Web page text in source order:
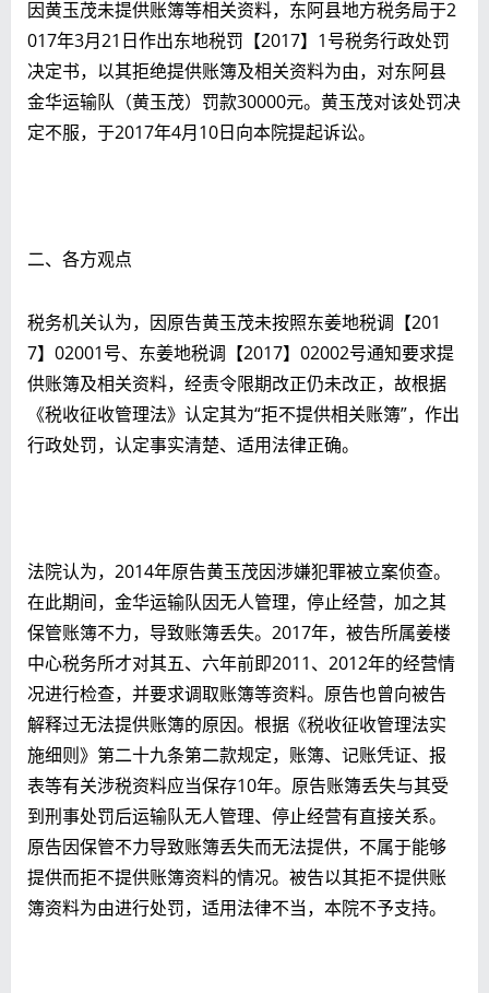
因黄玉茂未提供账簿等相关资料，东阿县地方税务局于2
017年3月21日作出东地税罚【2017】1号税务行政处罚
决定书，以其拒绝提供账簿及相关资料为由，对东阿县
金华运输队（黄玉茂）罚款30000元。黄玉茂对该处罚决
定不服，于2017年4月10日向本院提起诉讼。
二、各方观点
税务机关认为，因原告黄玉茂未按照东姜地税调【201
7】02001号、东姜地税调【2017】02002号通知要求提
供账簿及相关资料，经责令限期改正仍未改正，故根据
《税收征收管理法》认定其为“拒不提供相关账簿”，作出
行政处罚，认定事实清楚、适用法律正确。
法院认为，2014年原告黄玉茂因涉嫌犯罪被立案侦查。
在此期间，金华运输队因无人管理，停止经营，加之其
保管账簿不力，导致账簿丢失。2017年，被告所属姜楼
中心税务所才对其五、六年前即2011、2012年的经营情
况进行检查，并要求调取账簿等资料。原告也曾向被告
解释过无法提供账簿的原因。根据《税收征收管理法实
施细则》第二十九条第二款规定，账簿、记账凭证、报
表等有关涉税资料应当保存10年。原告账簿丢失与其受
到刑事处罚后运输队无人管理、停止经营有直接关系。
原告因保管不力导致账簿丢失而无法提供，不属于能够
提供而拒不提供账簿资料的情况。被告以其拒不提供账
簿资料为由进行处罚，适用法律不当，本院不予支持。